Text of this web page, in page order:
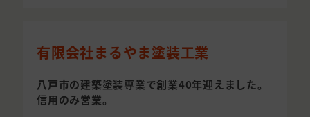
有限会社まるやま塗装工業
八戸市の建築塗装専業で創業40年迎えました。
信用のみ営業。